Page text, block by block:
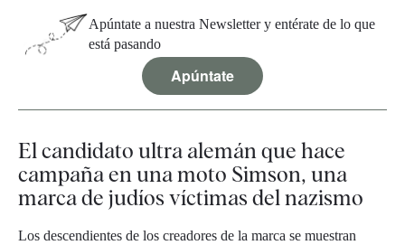
Apúntate a nuestra Newsletter y entérate de lo que
está pasando
Apúntate
El candidato ultra alemán que hace
campaña en una moto Simson, una
marca de judíos víctimas del nazismo
Los descendientes de los creadores de la marca se muestran